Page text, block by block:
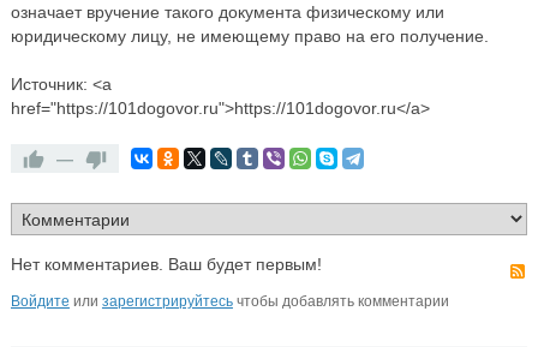
означает вручение такого документа физическому или
юридическому лицу, не имеющему право на его получение.
Источник: <a
href="https://101dogovor.ru">https://101dogovor.ru</a>
—
Нет комментариев. Ваш будет первым!
Войдите или зарегистрируйтесьчтобы добавлять комментарии